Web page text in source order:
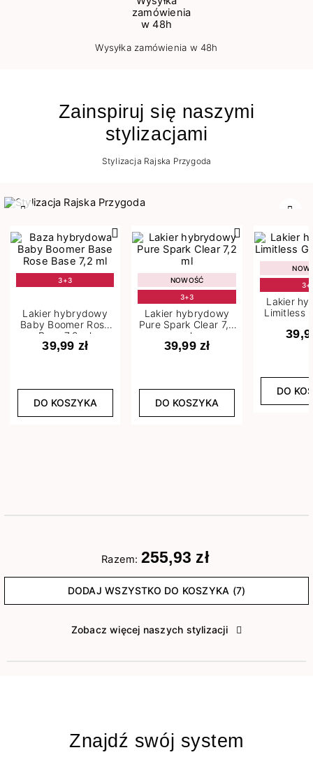
Wysyłka zamówienia w 48h
Zainspiruj się naszymi
stylizacjami
Stylizacja Rajska Przygoda
3+3
Lakier hybrydowy
Baby Boomer Rose
Base 7,2 ml
39,99 zł
DO KOSZYKA
NOWOŚĆ
3+3
Lakier hybrydowy
Pure Spark Clear 7,2
ml
39,99 zł
DO KOSZYKA
Lakier
Limitless
DO
Razem: 255,93 zł
DODAJ WSZYSTKO DO KOSZYKA (7)
Zobacz więcej naszych stylizacji
Znajdź swój system